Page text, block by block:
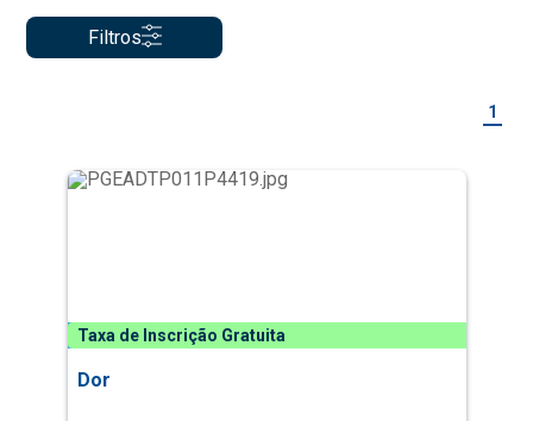
Filtros
1
Taxa de Inscrição Gratuita
Dor